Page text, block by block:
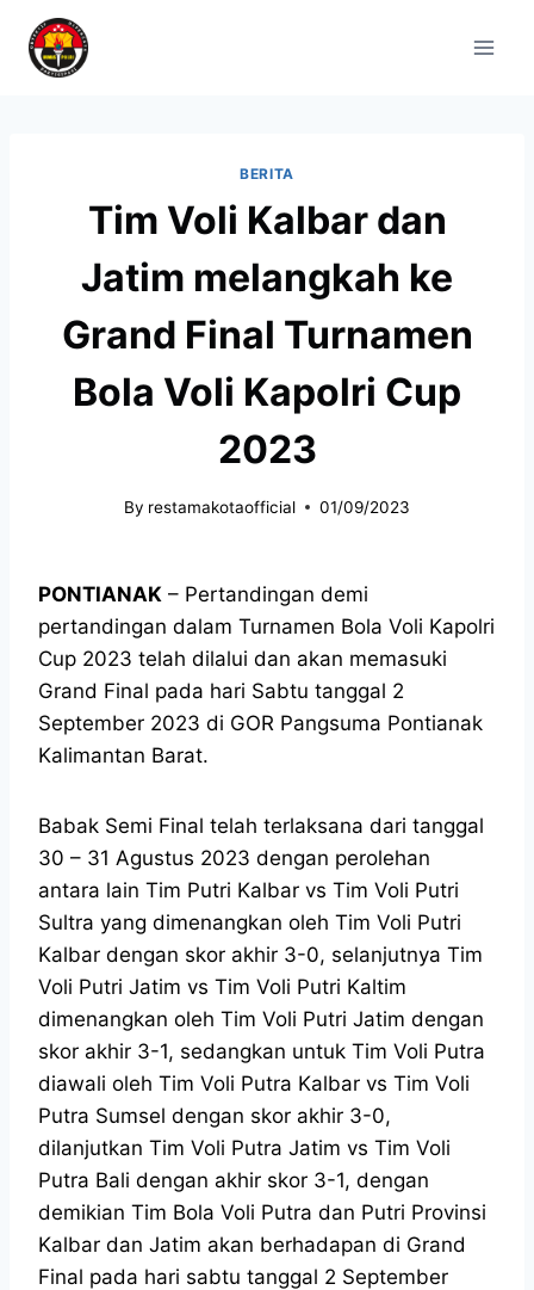
BERITA
Tim Voli Kalbar dan
Jatim melangkah ke
Grand Final Turnamen
Bola Voli Kapolri Cup
2023
By restamakotaofficial 01/09/2023
PONTIANAK – Pertandingan demi
pertandingan dalam Turnamen Bola Voli Kapolri
Cup 2023 telah dilalui dan akan memasuki
Grand Final pada hari Sabtu tanggal 2
September 2023 di GOR Pangsuma Pontianak
Kalimantan Barat.
Babak Semi Final telah terlaksana dari tanggal
30 – 31 Agustus 2023 dengan perolehan
antara lain Tim Putri Kalbar vs Tim Voli Putri
Sultra yang dimenangkan oleh Tim Voli Putri
Kalbar dengan skor akhir 3-0, selanjutnya Tim
Voli Putri Jatim vs Tim Voli Putri Kaltim
dimenangkan oleh Tim Voli Putri Jatim dengan
skor akhir 3-1, sedangkan untuk Tim Voli Putra
diawali oleh Tim Voli Putra Kalbar vs Tim Voli
Putra Sumsel dengan skor akhir 3-0,
dilanjutkan Tim Voli Putra Jatim vs Tim Voli
Putra Bali dengan akhir skor 3-1, dengan
demikian Tim Bola Voli Putra dan Putri Provinsi
Kalbar dan Jatim akan berhadapan di Grand
Final pada hari sabtu tanggal 2 September